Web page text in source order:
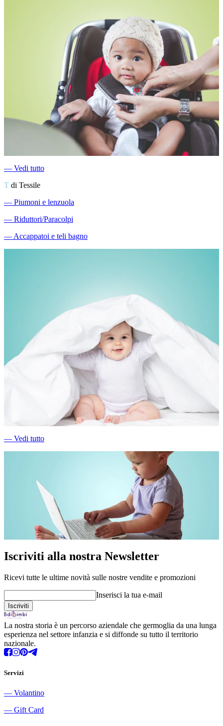
― Vedi tutto
T di Tessile
― Piumoni e lenzuola
― Riduttori/Paracolpi
―Accappatoi e teli bagno
― Vedi tutto
Iscriviti alla nostra Newsletter
Ricevi tutte le ultime novità sulle nostre vendite e promozioni
Inserisci la tua e-mail
La nostra storia è un percorso aziendale che germoglia da una lunga
esperienza nel settore infanzia e si diffonde su tutto il territorio
nazionale.
Servizi
― Volantino
― Gift Card